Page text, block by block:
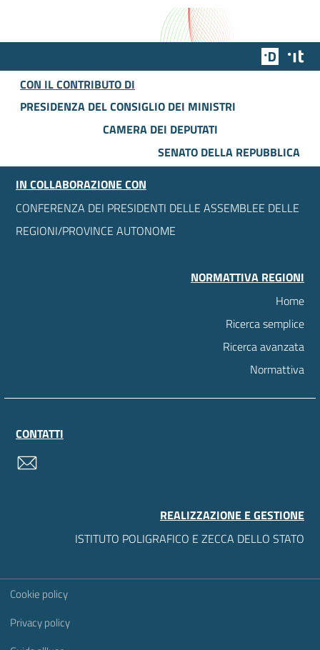
Team
CON IL CONTRIBUTO DI
PRESIDENZA DEL CONSIGLIO DEI MINISTRI
CAMERA DEI DEPUTATI
SENATO DELLA REPUBBLICA
IN COLLABORAZIONE CON
CONFERENZA DEI PRESIDENTI DELLE ASSEMBLEE DELLE
REGIONI/PROVINCE AUTONOME
NORMATTIVA REGIONI
Home
Ricerca semplice
Ricerca avanzata
Normattiva
CONTATTI
REALIZZAZIONE E GESTIONE
ISTITUTO POLIGRAFICO E ZECCA DELLO STATO
Sezione Link Utili
Cookie policy
Privacy policy